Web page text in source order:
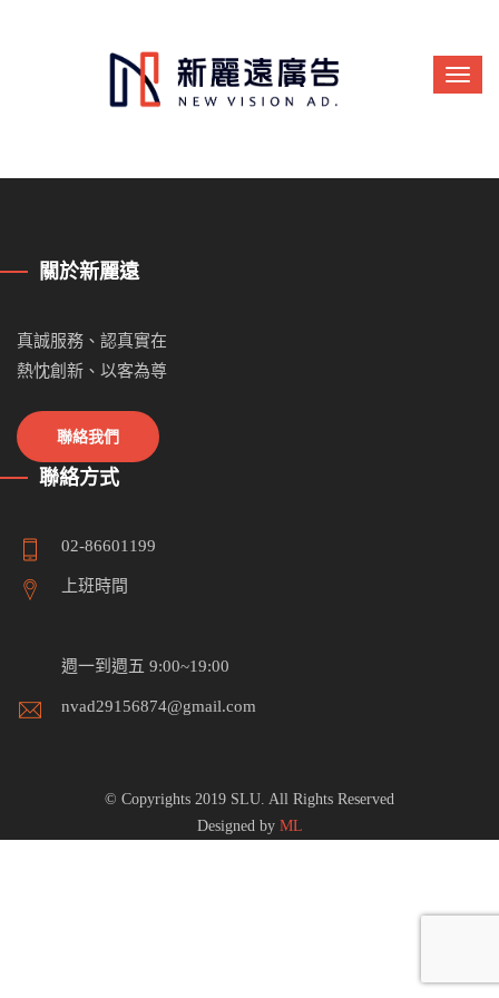
關於新麗遠
真誠服務、認真實在
熱忱創新、以客為尊
聯絡我們
聯絡方式
02-86601199
上班時間
週一到週五 9:00~19:00
nvad29156874@gmail.com
© Copyrights 2019 SLU. All Rights Reserved
Designed by ML